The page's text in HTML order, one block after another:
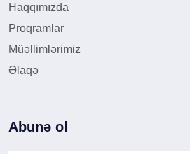
Haqqımızda
Proqramlar
Müəllimlərimiz
Əlaqə
Abunə ol